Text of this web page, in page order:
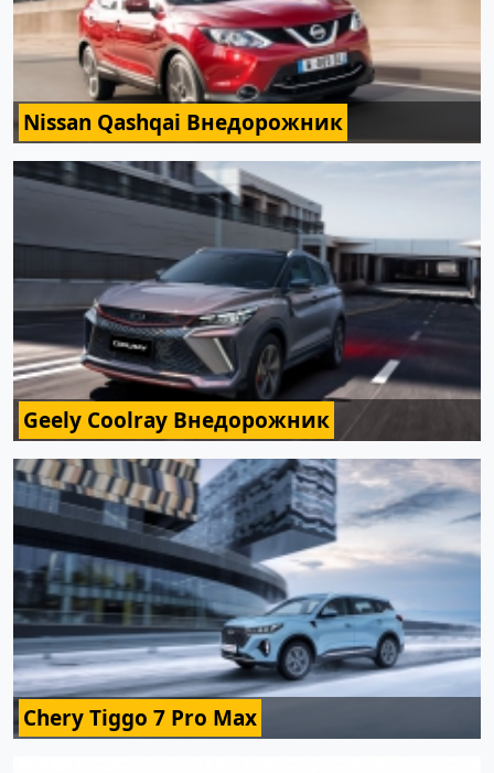
Nissan Qashqai Внедорожник
Geely Coolray Внедорожник
Chery Tiggo 7 Pro Max